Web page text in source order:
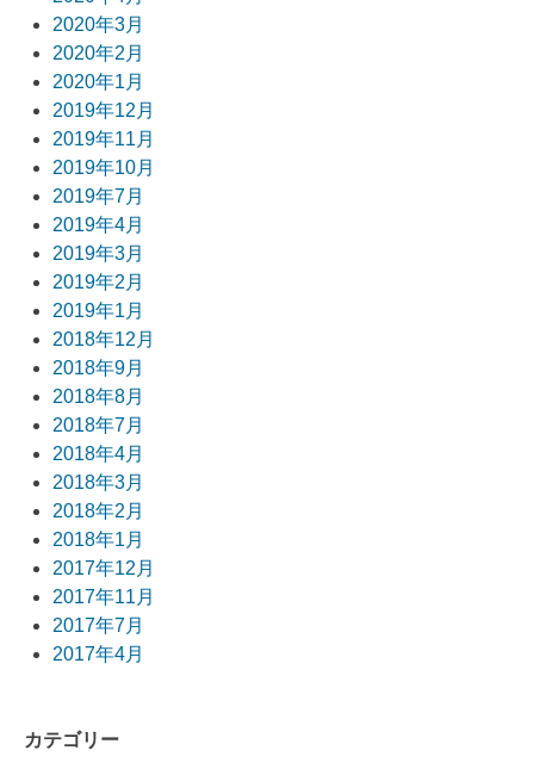
2020年3月
2020年2月
2020年1月
2019年12月
2019年11月
2019年10月
2019年7月
2019年4月
2019年3月
2019年2月
2019年1月
2018年12月
2018年9月
2018年8月
2018年7月
2018年4月
2018年3月
2018年2月
2018年1月
2017年12月
2017年11月
2017年7月
2017年4月
カテゴリー